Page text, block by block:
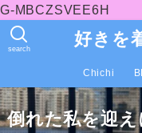
G-MBCZSVEE6H
好きを
search
Chichi
倒れた私を迎